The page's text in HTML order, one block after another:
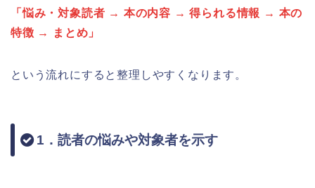
「悩み・対象読者 → 本の内容 → 得られる情報 → 本の
特徴 → まとめ」
という流れにすると整理しやすくなります。
1．読者の悩みや対象者を示す